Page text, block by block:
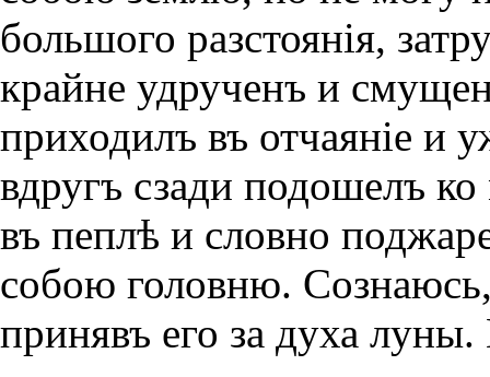
большого разстоянiя,
крайне удрученъ и
приходилъ въ отчаянiе и
вдругъ сзади подошелъ
въ пеплѣ и словно
собою головню.
принявъ его за духа